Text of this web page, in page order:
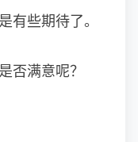
有些期待了。
否满意呢？